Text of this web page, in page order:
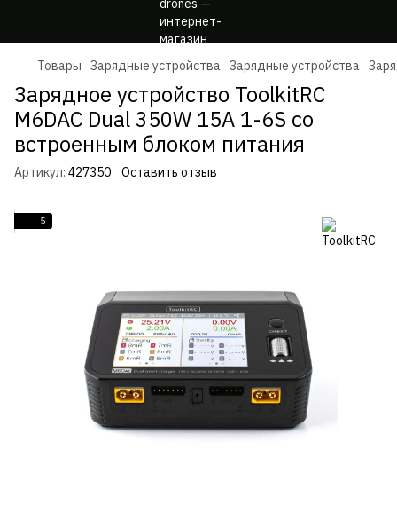
Товары Зарядные устройства Зарядные устройства
Зарядное устройство ToolkitRC
M6DAC Dual 350W 15A 1-6S со
встроенным блоком питания
Артикул: 427350 Оставить отзыв
5